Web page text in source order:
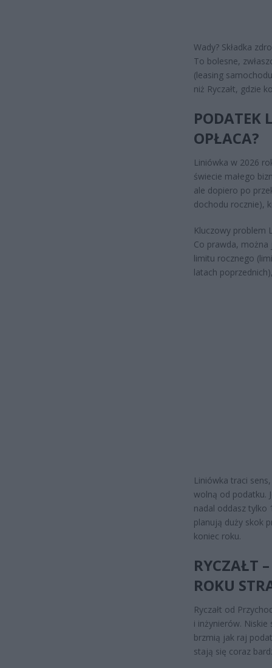
Wady? Składka
To bolesne,
(leasing
niż Ryczałt, gdzie
PODATEK
OPŁACA?
Liniówka w 2026
świecie małego
ale dopiero po
dochodu rocznie),
Kluczowy problem
Co prawda,
limitu rocznego
latach
Liniówka traci
wolną od podatku.
nadal oddasz tylko
planują duży skok
koniec roku.
RYCZAŁT
ROKU
Ryczałt od
i inżynierów. Niskie
brzmią jak raj
stają się coraz